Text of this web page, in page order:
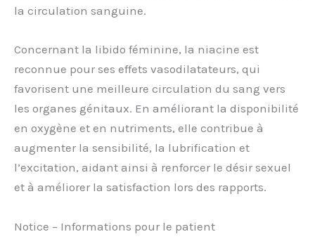
la circulation sanguine.
Concernant la libido féminine, la niacine est
reconnue pour ses effets vasodilatateurs, qui
favorisent une meilleure circulation du sang vers
les organes génitaux. En améliorant la disponibilité
en oxygène et en nutriments, elle contribue à
augmenter la sensibilité, la lubrification et
l’excitation, aidant ainsi à renforcer le désir sexuel
et à améliorer la satisfaction lors des rapports.
Notice – Informations pour le patient